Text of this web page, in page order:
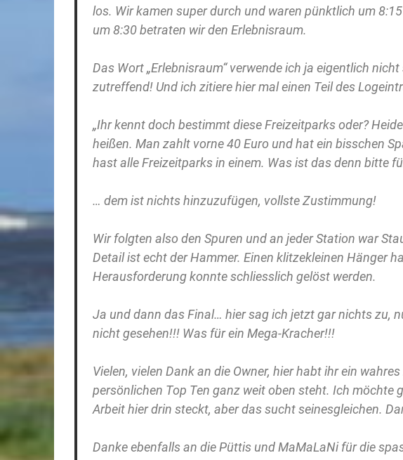
los. Wir kamen super durch und waren pünktlich um
um 8:30 betraten wir den Erlebnisraum.
Das Wort „Erlebnisraum“ verwende ich ja eigentlich
zutreffend! Und ich zitiere hier mal einen Teil des
„Ihr kennt doch bestimmt diese Freizeitparks oder?
heißen. Man zahlt vorne 40 Euro und hat ein bisschen
hast alle Freizeitparks in einem. Was ist das denn bitte
… dem ist nichts hinzuzufügen, vollste Zustimmung!
Wir folgten also den Spuren und an jeder Station war
Detail ist echt der Hammer. Einen klitzekleinen Hänger
Herausforderung konnte schliesslich gelöst werden.
Ja und dann das Final… hier sag ich jetzt gar nichts zu,
nicht gesehen!!! Was für ein Mega-Kracher!!!
Vielen, vielen Dank an die Owner, hier habt ihr ein
persönlichen Top Ten ganz weit oben steht. Ich möchte
Arbeit hier drin steckt, aber das sucht seinesgleichen.
Danke ebenfalls an die Püttis und MaMaLaNi für die